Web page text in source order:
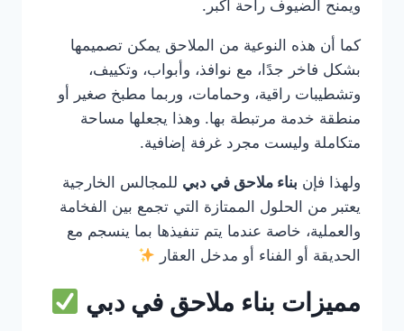
ويمنح الضيوف راحة أكبر.
كما أن هذه النوعية من الملاحق يمكن تصميمها
بشكل فاخر جدًا، مع نوافذ، وأبواب، وتكييف،
وتشطيبات راقية، وحمامات، وربما مطبخ صغير أو
منطقة خدمة مرتبطة بها. وهذا يجعلها مساحة
متكاملة وليست مجرد غرفة إضافية.
ولهذا فإن بناء ملاحق في دبي للمجالس الخارجية
يعتبر من الحلول الممتازة التي تجمع بين الفخامة
والعملية، خاصة عندما يتم تنفيذها بما ينسجم مع
الحديقة أو الفناء أو مدخل العقار
مميزات بناء ملاحق في دبي